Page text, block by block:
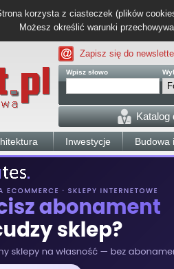
korzysta z ciasteczek (plików
Możesz określić warunki
Zapisz się do
Wpisz słowo
Katalog
Inwestycje Budowa